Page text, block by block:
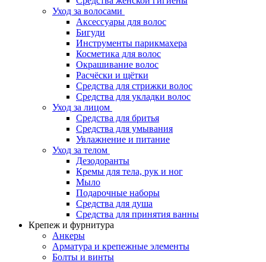
Уход за волосами
Аксессуары для волос
Бигуди
Инструменты парикмахера
Косметика для волос
Окрашивание волос
Расчёски и щётки
Средства для стрижки волос
Средства для укладки волос
Уход за лицом
Средства для бритья
Средства для умывания
Увлажнение и питание
Уход за телом
Дезодоранты
Кремы для тела, рук и ног
Мыло
Подарочные наборы
Средства для душа
Средства для принятия ванны
Крепеж и фурнитура
Анкеры
Арматура и крепежные элементы
Болты и винты